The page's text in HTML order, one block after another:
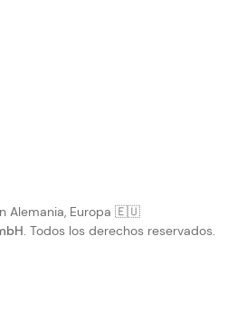
Alemania, Europa 🇪🇺
. Todos los derechos reservados.